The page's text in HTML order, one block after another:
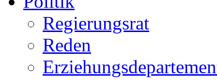
Regierungsrat
Reden